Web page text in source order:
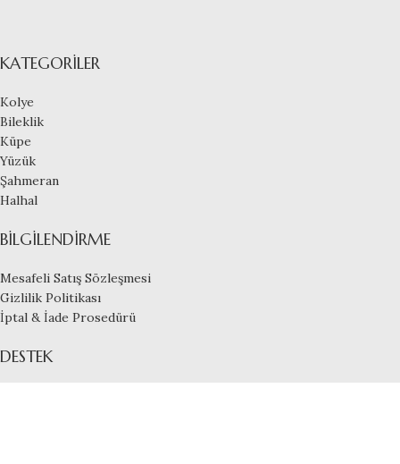
KATEGORILER
Kolye
Bileklik
Küpe
Yüzük
Şahmeran
Halhal
BILGILENDIRME
Mesafeli Satış Sözleşmesi
Gizlilik Politikası
İptal & İade Prosedürü
DESTEK